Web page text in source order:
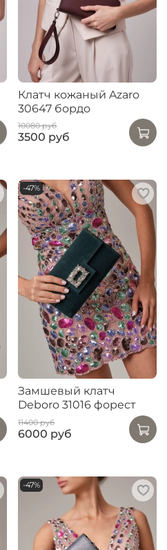
Клатч кожаный Azaro
30647 бордо
10080 руб
3500 руб
-47%
Замшевый клатч
Deboro 31016 форест
11400 руб
6000 руб
-47%